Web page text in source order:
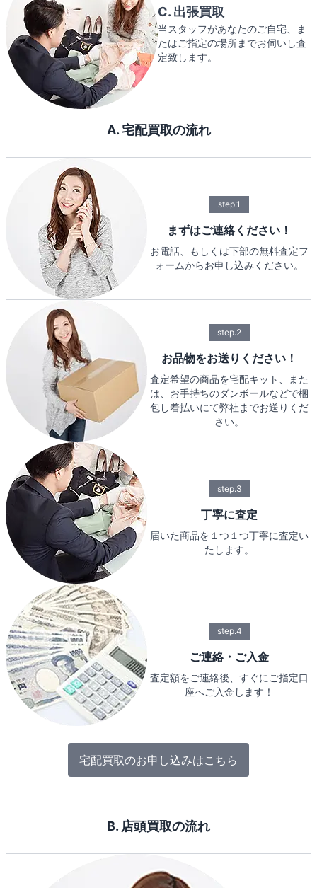
C. 出張買取
当スタッフがあなたのご自宅、ま
たはご指定の場所までお伺いし査
定致します。
A. 宅配買取の流れ
step.1
まずはご連絡ください！
お電話、もしくは下部の無料査定フ
ォームからお申し込みください。
step.2
お品物をお送りください！
査定希望の商品を宅配キット、また
は、お手持ちのダンボールなどで梱
包し着払いにて弊社までお送りくだ
さい。
step.3
丁寧に査定
届いた商品を１つ１つ丁寧に査定い
たします。
step.4
ご連絡・ご入金
査定額をご連絡後、すぐにご指定口
座へご入金します！
宅配買取のお申し込みはこちら
B. 店頭買取の流れ